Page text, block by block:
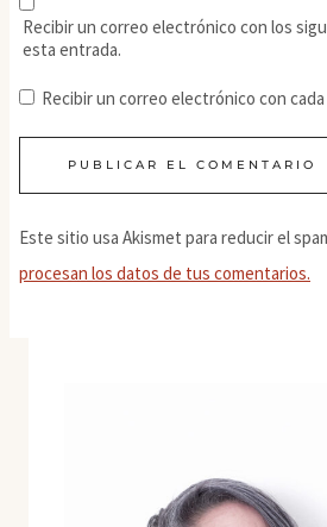
Recibir un correo electrónico con los
esta entrada.
Recibir un correo electrónico con
Este sitio usa Akismet para reducir el
procesan los datos de tus comentarios.